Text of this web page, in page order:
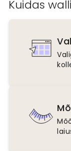
Kuidas